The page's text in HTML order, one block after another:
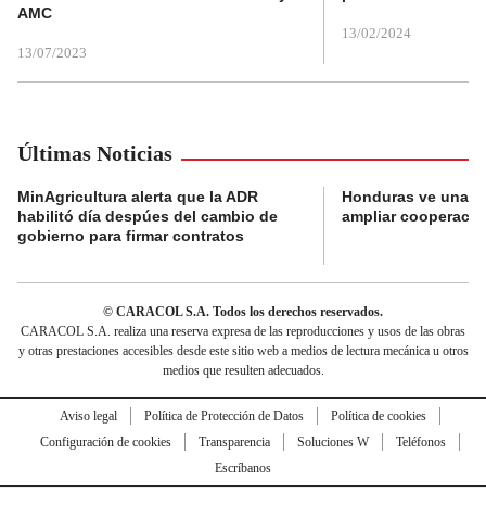
AMC
13/07/2023
13/02/2024
Últimas Noticias
MinAgricultura alerta que la ADR
habilitó día despúes del cambio de
gobierno para firmar contratos
Honduras ve una
ampliar
© CARACOL S.A. Todos los derechos reservados.
CARACOL S.A. realiza una reserva expresa de las reproducciones y usos de las obras
y otras prestaciones accesibles desde este sitio web a medios de lectura mecánica u otros
medios que resulten adecuados.
Aviso legal Política de Protección de Datos
Política de cookies
Configuración de cookies
Transparencia Soluciones W
Teléfonos
Escríbanos